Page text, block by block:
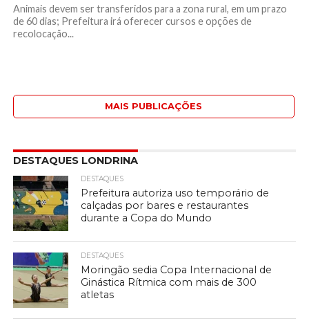
Animais devem ser transferidos para a zona rural, em um prazo
de 60 dias; Prefeitura irá oferecer cursos e opções de
recolocação...
MAIS PUBLICAÇÕES
DESTAQUES LONDRINA
DESTAQUES
Prefeitura autoriza uso temporário de
calçadas por bares e restaurantes
durante a Copa do Mundo
DESTAQUES
Moringão sedia Copa Internacional de
Ginástica Rítmica com mais de 300
atletas